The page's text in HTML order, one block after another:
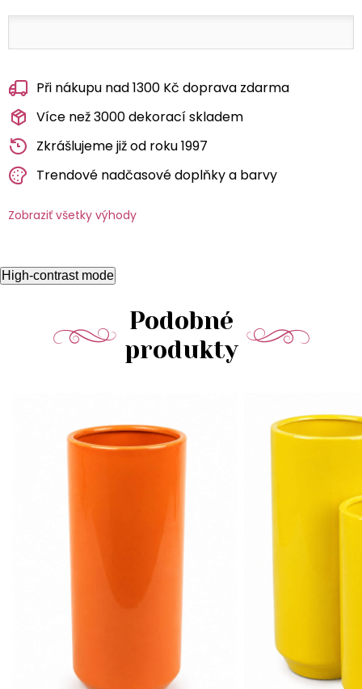
Při nákupu nad 1300 Kč doprava zdarma
Více než 3000 dekorací skladem
Zkrášlujeme již od roku 1997
Trendové nadčasové doplňky a barvy
Zobraziť všetky výhody
High-contrast mode
Podobné
produkty